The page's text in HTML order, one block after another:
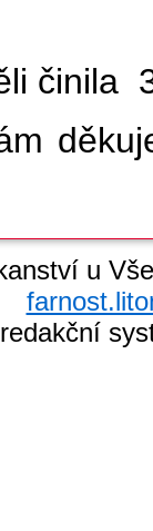
činila
u